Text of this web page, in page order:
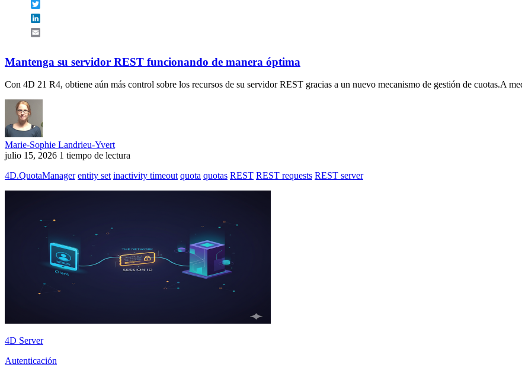
Mantenga su servidor REST funcionando de manera óptima
Con 4D 21 R4, obtiene aún más control sobre los recursos de su servidor REST gracias a un nuevo mecanismo de gestión de cuotas.A
Marie-Sophie Landrieu-Yvert
julio 15, 2026 1 tiempo de lectura
4D.QuotaManager entity set inactivity timeout quota quotas REST REST requests REST server
4D Server
Autenticación